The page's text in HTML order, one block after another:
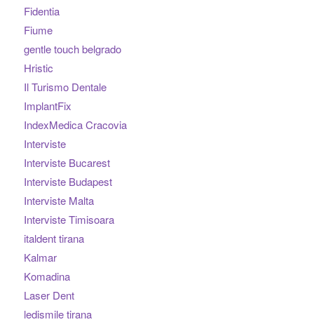
Fidentia
Fiume
gentle touch belgrado
Hristic
Il Turismo Dentale
ImplantFix
IndexMedica Cracovia
Interviste
Interviste Bucarest
Interviste Budapest
Interviste Malta
Interviste Timisoara
italdent tirana
Kalmar
Komadina
Laser Dent
ledismile tirana